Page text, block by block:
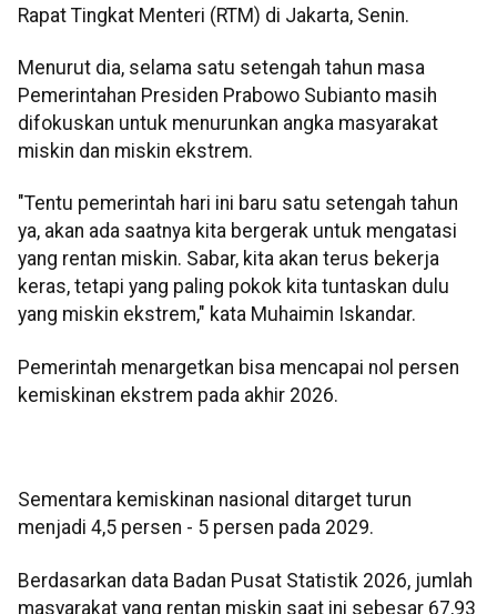
Rapat Tingkat Menteri (RTM) di Jakarta, Senin.
Menurut dia, selama satu setengah tahun masa
Pemerintahan Presiden Prabowo Subianto masih
difokuskan untuk menurunkan angka masyarakat
miskin dan miskin ekstrem.
"Tentu pemerintah hari ini baru satu setengah tahun
ya, akan ada saatnya kita bergerak untuk mengatasi
yang rentan miskin. Sabar, kita akan terus bekerja
keras, tetapi yang paling pokok kita tuntaskan dulu
yang miskin ekstrem," kata Muhaimin Iskandar.
Pemerintah menargetkan bisa mencapai nol persen
kemiskinan ekstrem pada akhir 2026.
Sementara kemiskinan nasional ditarget turun
menjadi 4,5 persen - 5 persen pada 2029.
Berdasarkan data Badan Pusat Statistik 2026, jumlah
masyarakat yang rentan miskin saat ini sebesar 67,93